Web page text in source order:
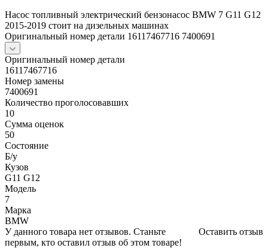
Насос топливный электрический бензонасос BMW 7 G11 G12
2015-2019 стоит на дизельных машинах
Оригинальный номер детали 16117467716 7400691
Оригинальный номер детали
16117467716
Номер замены
7400691
Количество проголосовавших
10
Сумма оценок
50
Состояние
Б/y
Кузов
G11 G12
Модель
7
Марка
BMW
Оставить отзыв
У данного товара нет отзывов. Станьте
первым, кто оставил отзыв об этом товаре!